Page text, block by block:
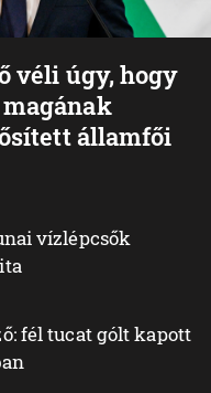
véli úgy, hogy
államfői
vízlépcsők
fél tucat gólt kapott